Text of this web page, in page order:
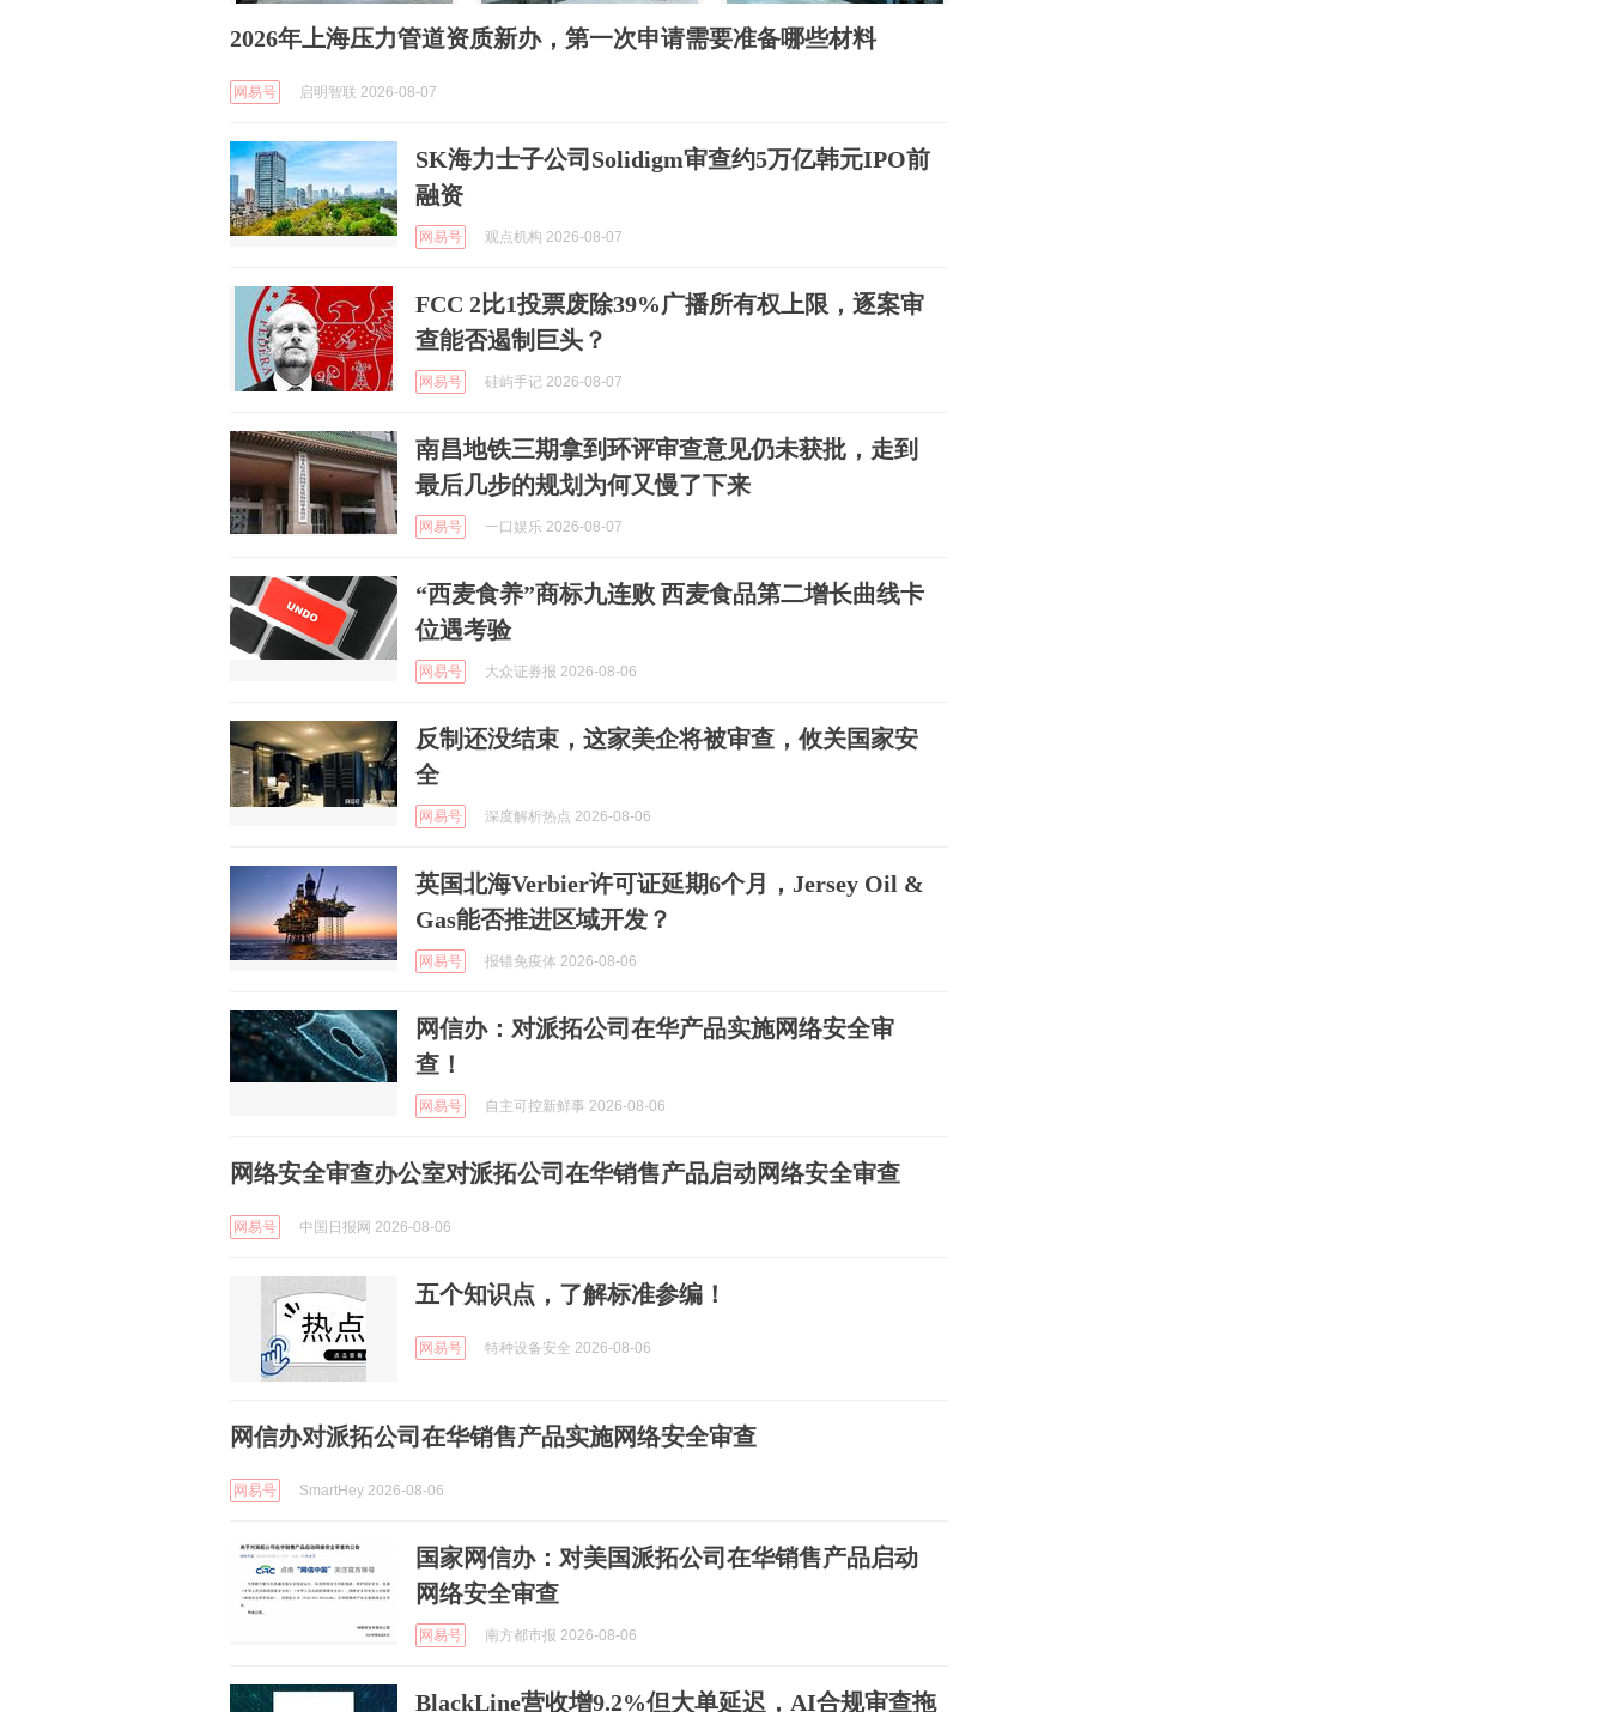
2026年上海压力管道资质新办，第一次申请需要准备哪些材料
网易号 启明智联 2026-08-07
SK海力士子公司Solidigm审查约5万亿韩元IPO前
融资
网易号 观点机构 2026-08-07
FCC 2比1投票废除39%广播所有权上限，逐案审
查能否遏制巨头？
网易号 硅屿手记 2026-08-07
南昌地铁三期拿到环评审查意见仍未获批，走到
最后几步的规划为何又慢了下来
网易号 一口娱乐 2026-08-07
“西麦食养”商标九连败 西麦食品第二增长曲线卡
位遇考验
网易号 大众证券报 2026-08-06
反制还没结束，这家美企将被审查，攸关国家安
全
网易号 深度解析热点 2026-08-06
英国北海Verbier许可证延期6个月，Jersey Oil &
Gas能否推进区域开发？
网易号 报错免疫体 2026-08-06
网信办：对派拓公司在华产品实施网络安全审
查！
网易号 自主可控新鲜事 2026-08-06
网络安全审查办公室对派拓公司在华销售产品启动网络安全审查
网易号 中国日报网 2026-08-06
五个知识点，了解标准参编！
网易号 特种设备安全 2026-08-06
网信办对派拓公司在华销售产品实施网络安全审查
网易号 SmartHey 2026-08-06
国家网信办：对美国派拓公司在华销售产品启动
网络安全审查
网易号 南方都市报 2026-08-06
BlackLine营收增9.2%但大单延迟，AI合规审查拖